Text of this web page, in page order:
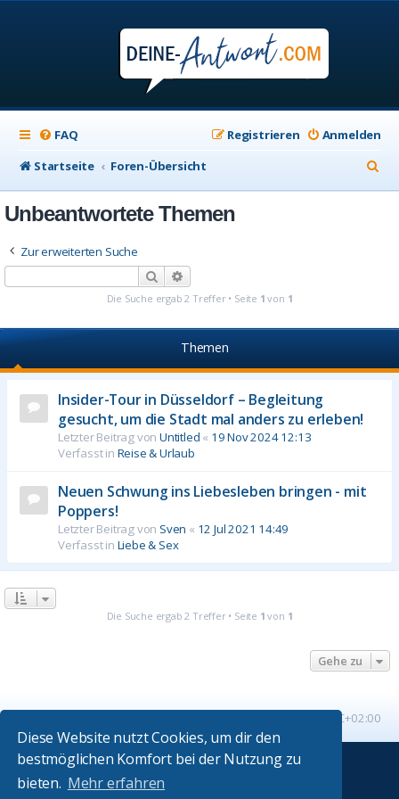
Diese Website nutzt Cookies, um dir den
bestmöglichen Komfort bei der Nutzung zu
bieten. Mehr erfahren
FAQ Anmelden
Registrieren
Startseite
Foren-Übersicht
u
Unbeantwortete Themen
Zur erweiterten Suche
Suche
Die Suche ergab 2 Treffer • Seite 1 von 1
Themen
Insider-Tour in Düsseldorf – Begleitung
gesucht, um die Stadt mal anders zu erleben!
Letzter Beitrag von Untitled « 19 Nov 2024 12:13
Verfasst in Reise & Urlaub
Neuen Schwung ins Liebesleben bringen - mit
Poppers!
Letzter Beitrag von Sven « 12 Jul 2021 14:49
Verfasst in Liebe & Sex
Die Suche ergab 2 Treffer • Seite 1 von 1
Gehe zu
UTC+02:00
Powered by phpBB